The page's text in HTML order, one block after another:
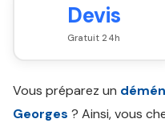
Devis
Gratuit 24h
Vous préparez un
Georges ? Ainsi, vous